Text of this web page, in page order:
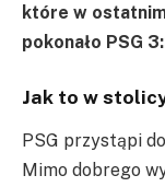
które w
pokonało PSG
Jak to w
PSG przystąpi
Mimo dobrego